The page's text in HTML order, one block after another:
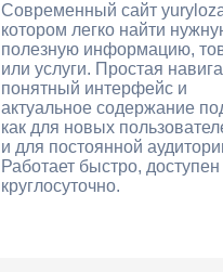
Современный сайт
котором легко найти
полезную информацию,
или услуги. Простая
понятный интерфейс и
актуальное содержание
как для новых
и для постоянной
Работает быстро, доступен
круглосуточно.